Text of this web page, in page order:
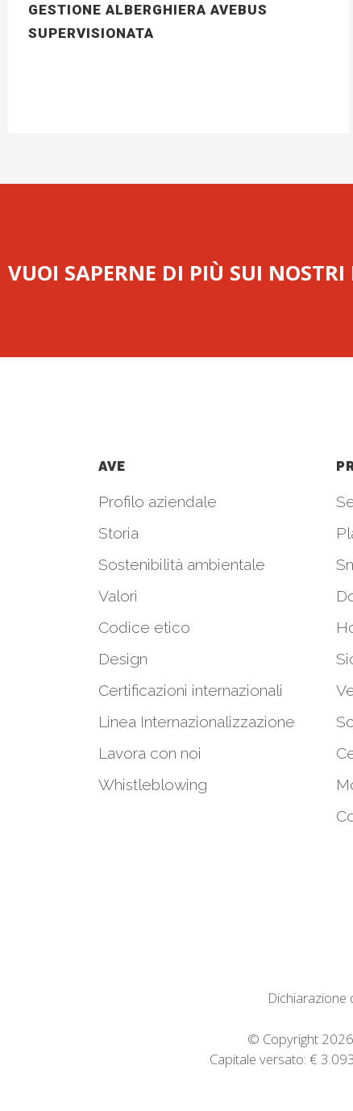
GESTIONE ALBERGHIERA AVEBUS
SUPERVISIONATA
VUOI SAPERNE DI PIÙ SUI
AVE
Profilo aziendale
Storia
Sostenibilità ambientale
Valori
Codice etico
Design
Certificazioni internazionali
Linea Internazionalizzazione
Lavora con noi
Whistleblowing
Dichiarazione
© Copyright 2026
Capitale versato: €